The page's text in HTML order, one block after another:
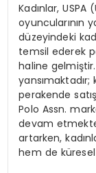
Kadınlar,
oyuncularının
düzeyindeki
temsil ederek
haline
perakende
Polo Assn.
devam
artarken,
hem de